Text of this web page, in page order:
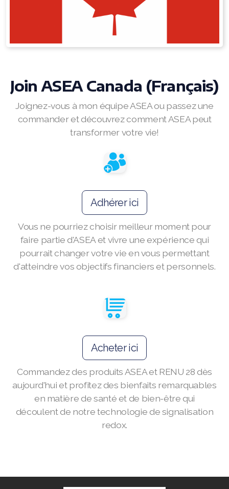
Join ASEA Canada (Français)
Joignez-vous à mon équipe ASEA ou passez une
commander et découvrez comment ASEA peut
transformer votre vie!
Adhérer ici
Vous ne pourriez choisir meilleur moment pour
faire partie d'ASEA et vivre une expérience qui
pourrait changer votre vie en vous permettant
d'atteindre vos objectifs financiers et personnels.
Acheter ici
Commandez des produits ASEA et RENU 28 dès
aujourd'hui et profitez des bienfaits remarquables
en matière de santé et de bien-être qui
découlent de notre technologie de signalisation
redox.
RENUADVANCED GLOW SERUM
RENUADVANCED HYDRATING CREAM
RENUADVANCED BALANCING TONER
Buy ASEA Redox Clay Mask
REDOXEnergy
ASEA VIA SOURCE
ASEA VIA LIFEMAX
Join ASEA Austria (Deutsch)
Join ASEA Belgium (Français)
Join ASEA Belgium (Nederlands)
Join ASEA Czech Republic (Čeština)